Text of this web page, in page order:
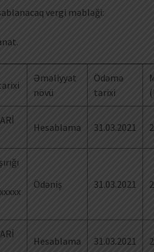
vergi məbləği:
Əməliyyat
növü
Ödəmə
tarixi
Hesablama 31.03.2021
Ödəniş 31.03.2021
Hesablama 31.03.2021